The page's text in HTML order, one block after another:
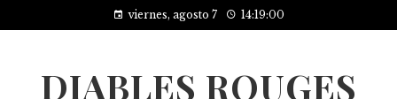
viernes, agosto 7 14:19:00
DIABLES ROUGES